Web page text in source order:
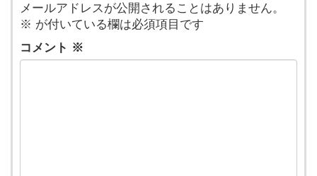
メールアドレスが公開されることはありません。
※ が付いている欄は必須項目です
コメント ※